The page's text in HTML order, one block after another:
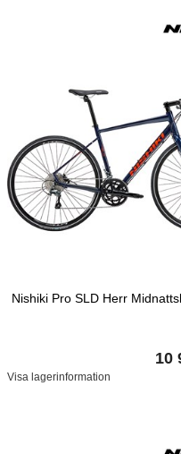
Nishiki Pro SLD Herr
10
Visa lagerinformation